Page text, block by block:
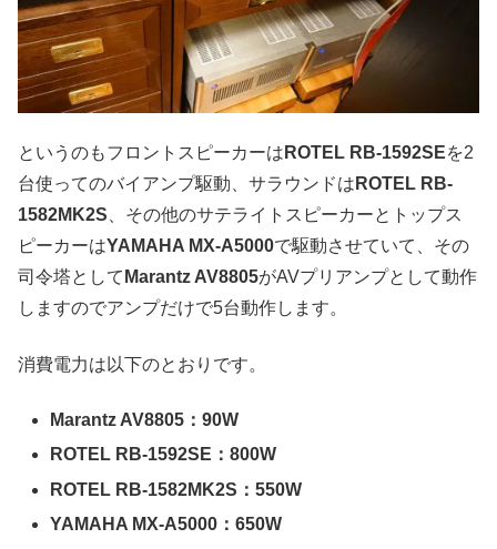
というのもフロントスピーカーは ROTEL RB-1592SEを2
台使ってのバイアンプ駆動、サラウンドは ROTEL RB-
1582MK2S 、その他のサテライトスピーカーとトップス
ピーカーはYAMAHA MX-A5000で駆動させていて、その
司令塔として Marantz AV8805がAVプリアンプとして動作
しますのでアンプだけで5台動作します。
消費電力は以下のとおりです。
Marantz AV8805：90W
ROTEL RB-1592SE：800W
ROTEL RB-1582MK2S：550W
YAMAHA MX-A5000：650W